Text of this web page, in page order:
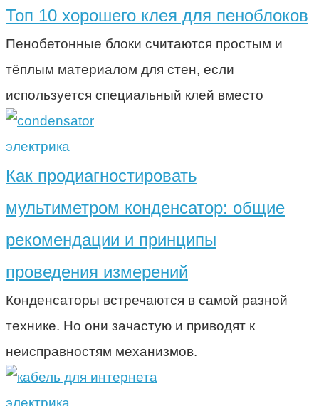
Топ 10 хорошего клея для пеноблоков
Пенобетонные блоки считаются простым и
тёплым материалом для стен, если
используется специальный клей вместо
электрика
Как продиагностировать
мультиметром конденсатор: общие
рекомендации и принципы
проведения измерений
Конденсаторы встречаются в самой разной
технике. Но они зачастую и приводят к
неисправностям механизмов.
электрика